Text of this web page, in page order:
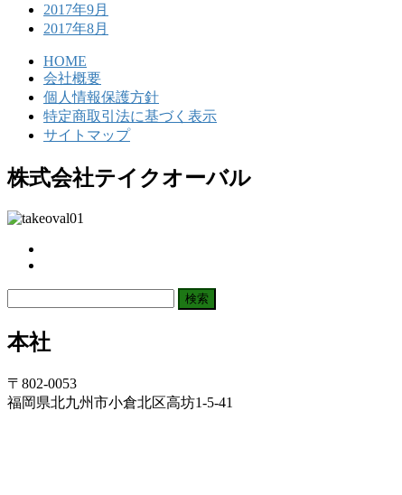
2017年9月
2017年8月
HOME
会社概要
個人情報保護方針
特定商取引法に基づく表示
サイトマップ
株式会社テイクオーバル
本社
〒802-0053
福岡県北九州市小倉北区高坊1-5-41